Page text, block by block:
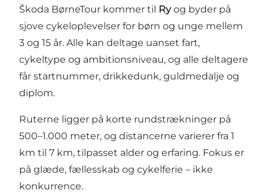
Škoda BørneTour kommer til Ryog byder på
sjove cykeloplevelser for børn og unge mellem
3 og 15 år. Alle kan deltage uanset fart,
cykeltype og ambitionsniveau, og alle deltagere
får startnummer, drikkedunk, guldmedalje og
diplom.
Ruterne ligger på korte rundstrækninger på
500–1.000 meter, og distancerne varierer fra 1
km til 7 km, tilpasset alder og erfaring. Fokus er
på glæde, fællesskab og cykelferie – ikke
konkurrence.